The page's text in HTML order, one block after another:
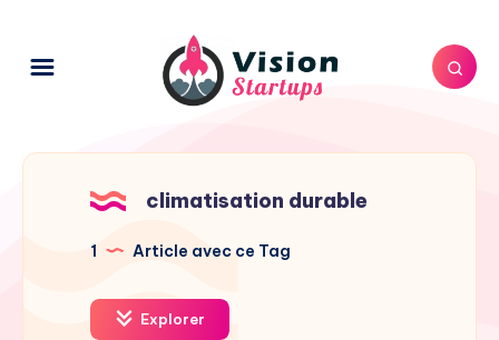
climatisation durable
1 Article avec ce Tag
Explorer